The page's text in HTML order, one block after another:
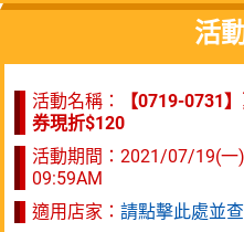
活
活動名稱：
【0719-0731
券現折$120
活動期間： 2021/07/19(一
09:59AM
適用店家： 請點擊此處並